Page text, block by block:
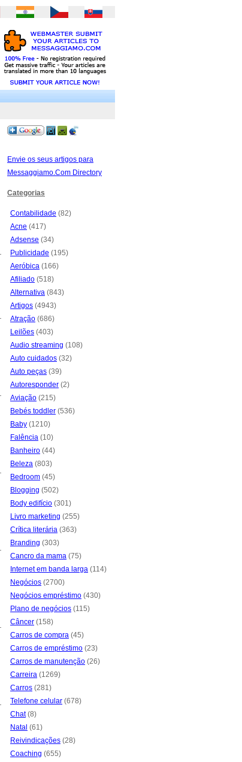
Envie os seus artigos para
Messaggiamo.Com Directory
Categorias
Contabilidade (82)
Acne (417)
Adsense (34)
Publicidade (195)
Aeróbica (166)
Afiliado (518)
Alternativa (843)
Artigos (4943)
Atração (686)
Leilões (403)
Audio streaming (108)
Auto cuidados (32)
Auto peças (39)
Autoresponder (2)
Aviação (215)
Bebés toddler (536)
Baby (1210)
Falência (10)
Banheiro (44)
Beleza (803)
Bedroom (45)
Blogging (502)
Body edifício (301)
Livro marketing (255)
Crítica literária (363)
Branding (303)
Cancro da mama (75)
Internet em banda larga (114)
Negócios (2700)
Negócios empréstimo (430)
Plano de negócios (115)
Câncer (158)
Carros de compra (45)
Carros de empréstimo (23)
Carros de manutenção (26)
Carreira (1269)
Carros (281)
Telefone celular (678)
Chat(8)
Natal (61)
Reivindicações (28)
Coaching (655)